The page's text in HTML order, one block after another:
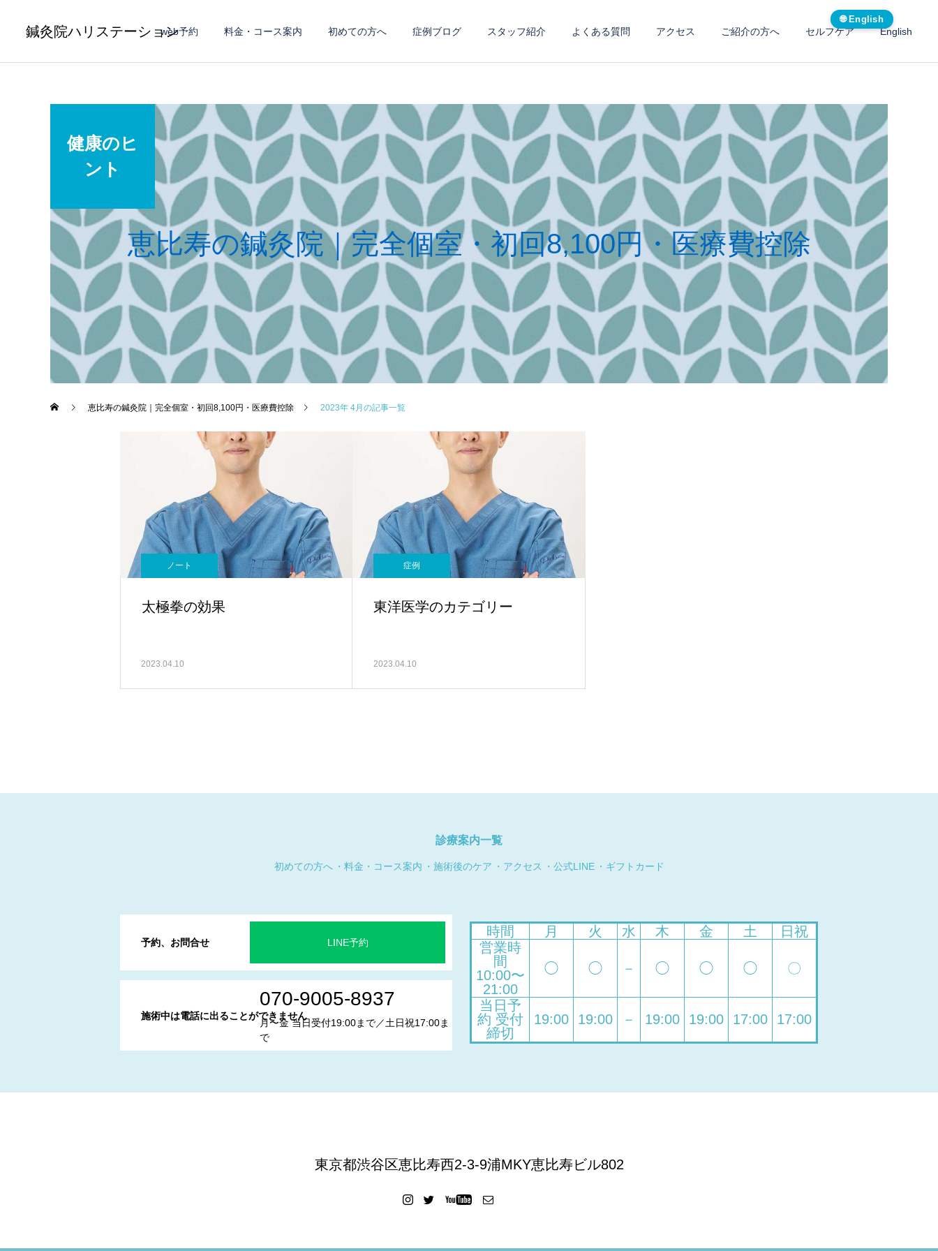
鍼灸院ハリステーションweb予約 料金・コース案内 初めての方へ 症例ブログ スタッフ紹介 よくある質問 アクセス ご紹介の方へ セルフケア English
恵比寿の鍼灸院｜完全個室・初回8,100円・医療費控除
健康のヒ
ント
恵比寿の鍼灸院｜完全個室・初回8,100円・医療費控除 2023年 4月の記事一覧
ノート
太極拳の効果
2023.04.10
症例
東洋医学のカテゴリー
2023.04.10
診療案内一覧
初めての方へ 料金・コース案内 施術後のケア アクセス 公式LINE ギフトカード
予約、お問合せ LINE予約
施術中は電話に出ることができません
070-9005-8937
月〜金 当日受付19:00まで／土日祝17:00ま
で
時間 月 火 水 木 金 土
日祝
営業時
間
10:00〜
21:00
◯ ◯ － ◯ ◯ ◯ 〇
当日予
約 受付
締切
19:00 19:00 － 19:00 19:00 17:00 17:00
東京都渋谷区恵比寿西2-3-9浦MKY恵比寿ビル802
🌐 English